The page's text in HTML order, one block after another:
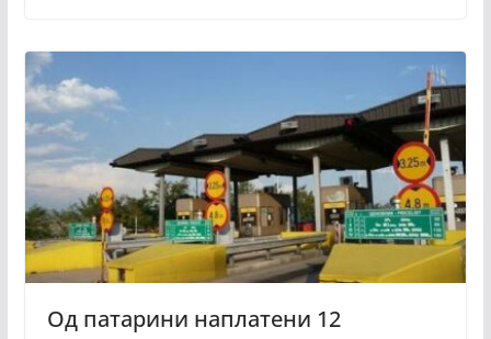
Од патарини наплатени 12